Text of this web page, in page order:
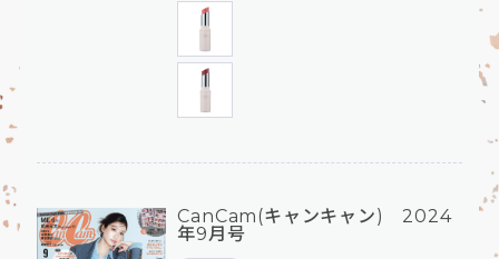
CanCam(キャンキャン) 2024
年9月号